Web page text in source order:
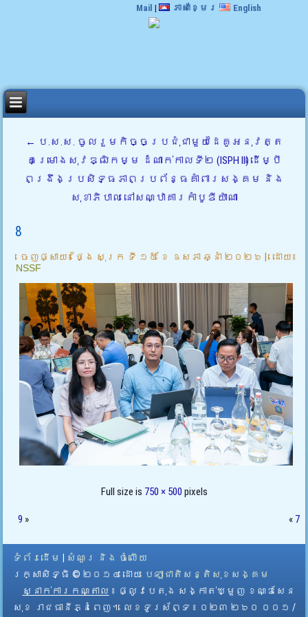
Mail | ភាសាខ្មែរ English
← ប.ស.ស. ចូលរួមកិច្ចប្រជុំជាមួយដៃគូអនុវត្ត
គម្រោងសុវឌ្ឍិកម្ម ដំណាក់កាលទី២ (ISPH II) ដើម្បី
ពង្រឹងប្រសិទ្ធភាពប្រព័ន្ធគាំពារសង្គម និង
សុខាភិបាល នៅសណ្ឋាគារកាំបូឌីយ៉ាណា
8
ចេញផ្សាយ៖ ថ្ងៃ សុក្រ ទី ១៥ ខែ ឧសភា ឆ្នាំ ២០២៦ | ដោយ៖
NSSF
Full size is 750 × 500 pixels
9 » « 7
ទំព័រដើម
សំណួរ និង ចំលើយ
រក្សាសិទ្ធិ © ២០១៤ ដោយ​ បេឡាជាតិសន្តិសុខសង្គម
ស្នាក់ការកណ្តាល ៖ ផ្លូវបេតុង សង្កាត់ឃ្មួញ ខណ្ឌសែន
សុខ រាជធានីភ្នំពេញ។ លេខទូរស័ព្ទ ៖ ០២៣ ២៦០ ០០១ /